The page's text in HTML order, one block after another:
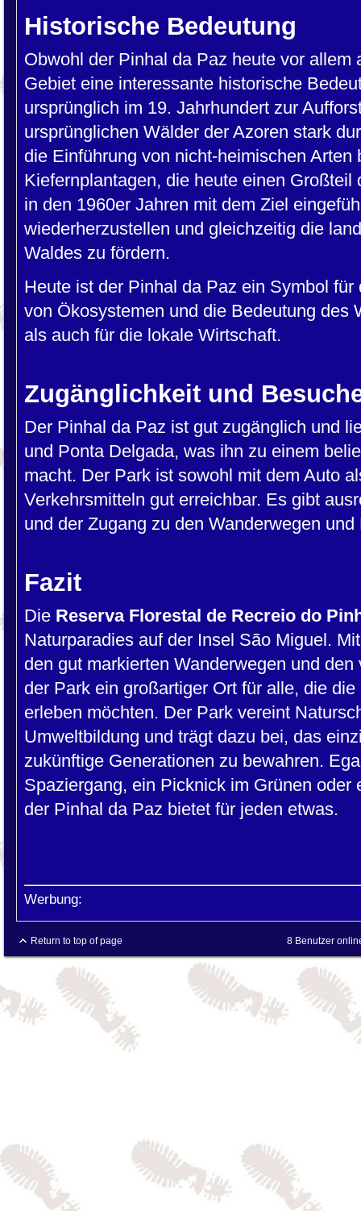
Historische Bedeutung
Obwohl der Pinhal da Paz heute vor
Gebiet eine interessante historische
ursprünglich im 19. Jahrhundert zur
ursprünglichen Wälder der Azoren stark
die Einführung von nicht-heimischen
Kiefernplantagen, die heute einen
in den 1960er Jahren mit dem Ziel
wiederherzustellen und gleichzeitig die
Waldes zu fördern.
Heute ist der Pinhal da Paz ein Symbol
von Ökosystemen und die Bedeutung des
als auch für die lokale Wirtschaft.
Zugänglichkeit und
Der Pinhal da Paz ist gut zugänglich und
und Ponta Delgada, was ihn zu einem
macht. Der Park ist sowohl mit dem Auto
Verkehrsmitteln gut erreichbar. Es gibt
und der Zugang zu den Wanderwegen
Fazit
Die Reserva Florestal de Recreio do
Naturparadies auf der Insel São Miguel.
den gut markierten Wanderwegen und
der Park ein großartiger Ort für alle, die
erleben möchten. Der Park vereint
Umweltbildung und trägt dazu bei, das
zukünftige Generationen zu bewahren.
Spaziergang, ein Picknick im Grünen oder
der Pinhal da Paz bietet für jeden etwas.
Werbung:
Return to top of page 8 Benutzer